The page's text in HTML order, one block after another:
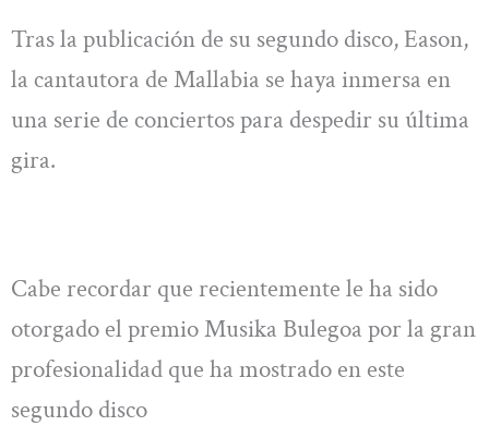
Tras la publicación de su segundo disco, Eason,
la cantautora de Mallabia se haya inmersa en
una serie de conciertos para despedir su última
gira.
Cabe recordar que recientemente le ha sido
otorgado el premio Musika Bulegoa por la gran
profesionalidad que ha mostrado en este
segundo disco